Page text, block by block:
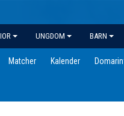
UNGDOM BARN
Matcher Kalender